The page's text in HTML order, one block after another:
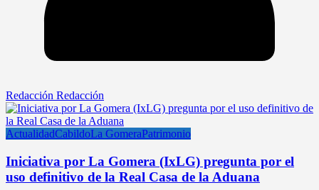
Redacción Redacción
ActualidadCabildoLa GomeraPatrimonio
Iniciativa por La Gomera (IxLG) pregunta por el
uso definitivo de la Real Casa de la Aduana